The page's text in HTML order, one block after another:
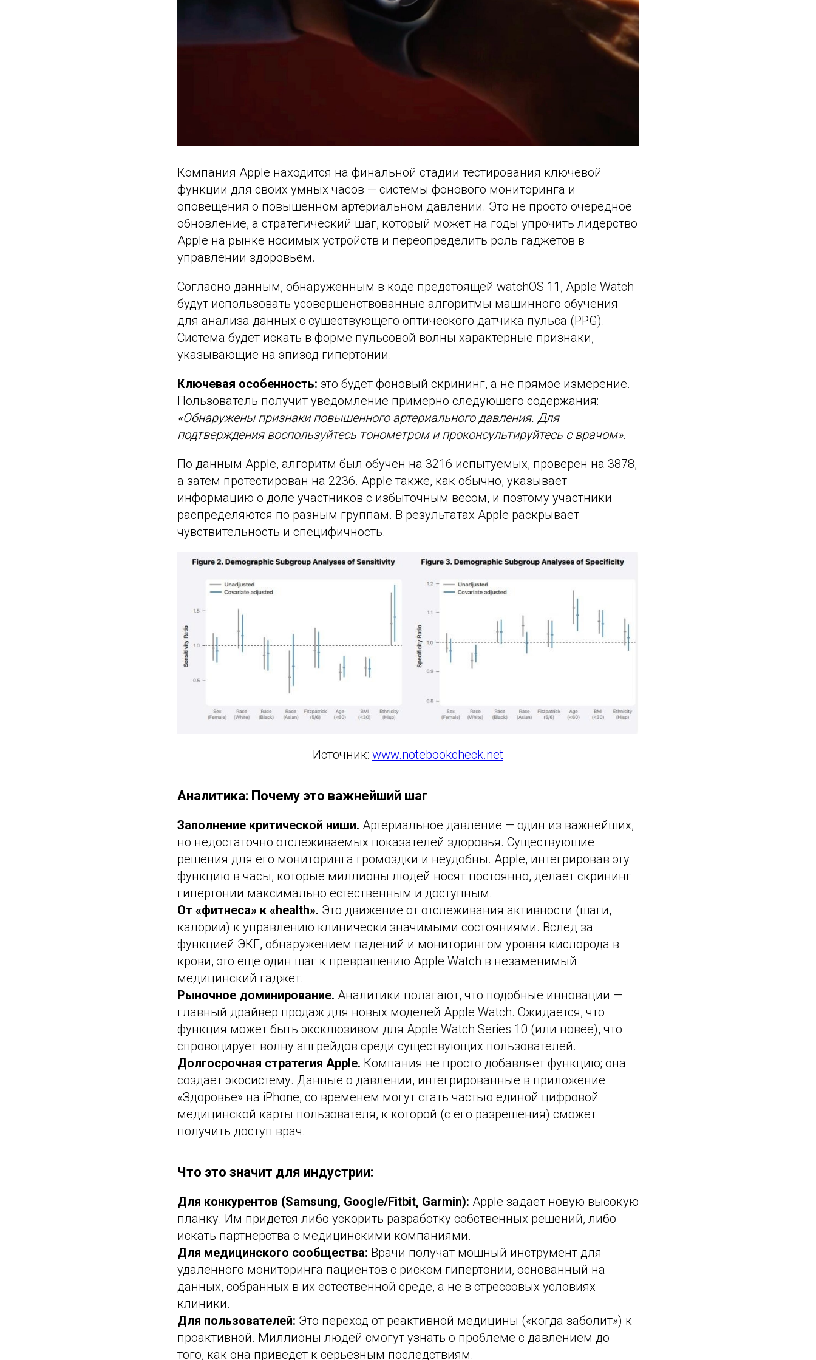
Компания Apple находится на финальной стадии тестирования ключевой
функции для своих умных часов — системы фонового мониторинга и
оповещения о повышенном артериальном давлении. Это не просто очередное
обновление, а стратегический шаг, который может на годы упрочить лидерство
Apple на рынке носимых устройств и переопределить роль гаджетов в
управлении здоровьем.
Согласно данным, обнаруженным в коде предстоящей watchOS 11, Apple Watch
будут использовать усовершенствованные алгоритмы машинного обучения
для анализа данных с существующего оптического датчика пульса (PPG).
Система будет искать в форме пульсовой волны характерные признаки,
указывающие на эпизод гипертонии.
Ключевая особенность: это будет фоновый скрининг, а не прямое измерение.
Пользователь получит уведомление примерно следующего содержания:
«Обнаружены признаки повышенного артериального давления. Для
подтверждения воспользуйтесь тонометром и проконсультируйтесь с врачом».
По данным Apple, алгоритм был обучен на 3216 испытуемых, проверен на 3878,
а затем протестирован на 2236. Apple также, как обычно, указывает
информацию о доле участников с избыточным весом, и поэтому участники
распределяются по разным группам. В результатах Apple раскрывает
чувствительность и специфичность.
Источник: www.notebookcheck.net
Аналитика: Почему это важнейший шаг
Заполнение критической ниши. Артериальное давление — один из важнейших,
но недостаточно отслеживаемых показателей здоровья. Существующие
решения для его мониторинга громоздки и неудобны. Apple, интегрировав эту
функцию в часы, которые миллионы людей носят постоянно, делает скрининг
гипертонии максимально естественным и доступным.
От «фитнеса» к «health». Это движение от отслеживания активности (шаги,
калории) к управлению клинически значимыми состояниями. Вслед за
функцией ЭКГ, обнаружением падений и мониторингом уровня кислорода в
крови, это еще один шаг к превращению Apple Watch в незаменимый
медицинский гаджет.
Рыночное доминирование. Аналитики полагают, что подобные инновации —
главный драйвер продаж для новых моделей Apple Watch. Ожидается, что
функция может быть эксклюзивом для Apple Watch Series 10 (или новее), что
спровоцирует волну апгрейдов среди существующих пользователей.
Долгосрочная стратегия Apple. Компания не просто добавляет функцию; она
создает экосистему. Данные о давлении, интегрированные в приложение
«Здоровье» на iPhone, со временем могут стать частью единой цифровой
медицинской карты пользователя, к которой (с его разрешения) сможет
получить доступ врач.
Что это значит для индустрии:
Для конкурентов (Samsung, Google/Fitbit, Garmin): Apple задает новую высокую
планку. Им придется либо ускорить разработку собственных решений, либо
искать партнерства с медицинскими компаниями.
Для медицинского сообщества: Врачи получат мощный инструмент для
удаленного мониторинга пациентов с риском гипертонии, основанный на
данных, собранных в их естественной среде, а не в стрессовых условиях
клиники.
Для пользователей: Это переход от реактивной медицины («когда заболит») к
проактивной. Миллионы людей смогут узнать о проблеме с давлением до
того, как она приведет к серьезным последствиям.